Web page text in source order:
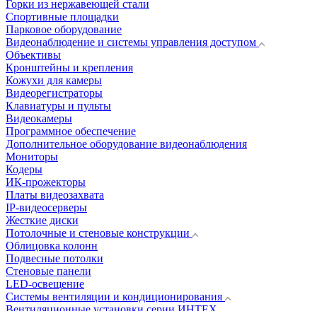
Горки из нержавеющей стали
Спортивные площадки
Парковое оборудование
Видеонаблюдение и системы управления доступом
Объективы
Кронштейны и крепления
Кожухи для камеры
Видеорегистраторы
Клавиатуры и пульты
Видеокамеры
Программное обеспечение
Дополнительное оборудование видеонаблюдения
Мониторы
Кодеры
ИК-прожекторы
Платы видеозахвата
IP-видеосерверы
Жесткие диски
Потолочные и стеновые конструкции
Облицовка колонн
Подвесные потолки
Стеновые панели
LED-освещение
Системы вентиляции и кондиционирования